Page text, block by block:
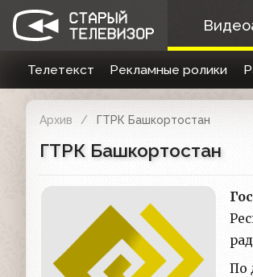
Телетекст Рекламные ролики
Архив ГТРК Башкортостан
ГТРК Башкортостан
По